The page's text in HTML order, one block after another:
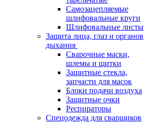
Самозацепляемые
шлифовальные круги
Шлифовальные листы
Защита лица, глаз и органов
дыхания
Сварочные маски,
шлемы и щитки
Защитные стекла,
запчасти для масок
Блоки подачи воздуха
Защитные очки
Респираторы
Спецодежда для сварщиков